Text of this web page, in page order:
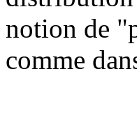
notion de
comme